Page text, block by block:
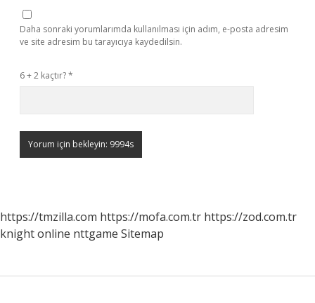
Daha sonraki yorumlarımda kullanılması için adım, e-posta adresim
ve site adresim bu tarayıcıya kaydedilsin.
6 + 2 kaçtır?*
https://tmzilla.com https://mofa.com.tr https://zod.com.tr
knight online nttgame Sitemap